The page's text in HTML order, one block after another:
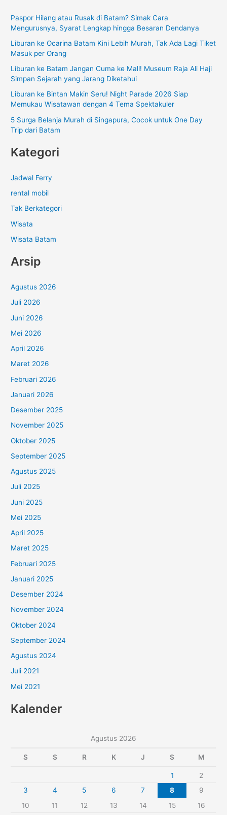
u
n
t
Paspor Hilang atau Rusak di Batam? Simak Cara
Mengurusnya, Syarat Lengkap hingga Besaran Dendanya
Liburan ke Ocarina Batam Kini Lebih Murah, Tak Ada Lagi Tiket
Masuk per Orang
Liburan ke Batam Jangan Cuma ke Mall! Museum Raja Ali Haji
Simpan Sejarah yang Jarang Diketahui
Liburan ke Bintan Makin Seru! Night Parade 2026 Siap
Memukau Wisatawan dengan 4 Tema Spektakuler
5 Surga Belanja Murah di Singapura, Cocok untuk One Day
Trip dari Batam
Kategori
Jadwal Ferry
rental mobil
Tak Berkategori
Wisata
Wisata Batam
Arsip
Agustus 2026
Juli 2026
Juni 2026
Mei 2026
April 2026
Maret 2026
Februari 2026
Januari 2026
Desember 2025
November 2025
Oktober 2025
September 2025
Agustus 2025
Juli 2025
Juni 2025
Mei 2025
April 2025
Maret 2025
Februari 2025
Januari 2025
Desember 2024
November 2024
Oktober 2024
September 2024
Agustus 2024
Juli 2021
Mei 2021
Kalender
Agustus 2026
S S R K J S M
1
2
3
4 5 6 7 8
9
10
11 12 13 14 15 16